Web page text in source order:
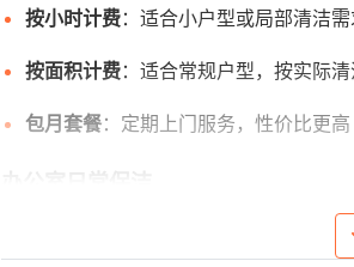
按小时计费：适合小户型或局部清洁
按面积计费：适合常规户型，按实际
包月套餐：定期上门服务，性价比更高
针对写字楼、商铺等商业场所的保